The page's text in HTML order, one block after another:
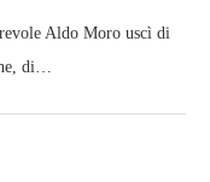
Aldo Moro uscì di
di…